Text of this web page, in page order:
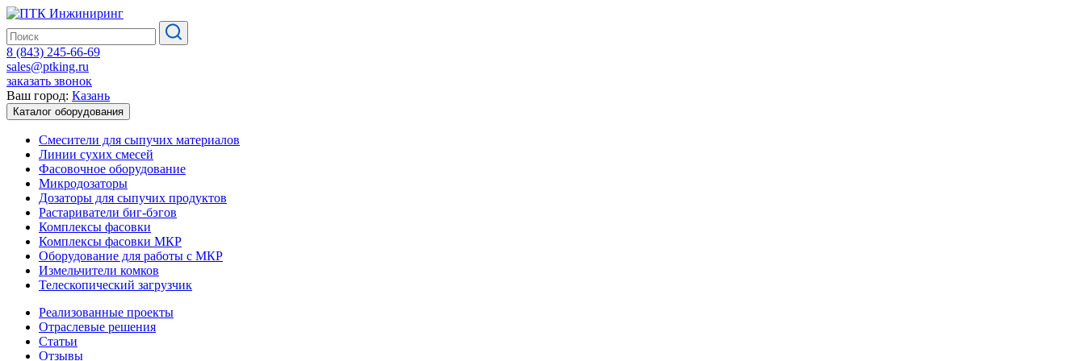
8 (843) 245-66-69
sales@ptking.ru
заказать звонок
Ваш город: Казань
Каталог оборудования
Смесители для сыпучих материалов
Линии сухих смесей
Фасовочное оборудование
Микродозаторы
Дозаторы для сыпучих продуктов
Растариватели биг-бэгов
Комплексы фасовки
Комплексы фасовки МКР
Оборудование для работы с МКР
Измельчители комков
Телескопический загрузчик
Реализованные проекты
Отраслевые решения
Статьи
Отзывы